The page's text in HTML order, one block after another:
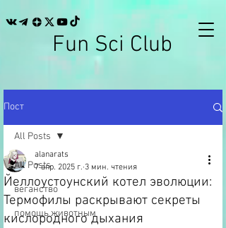
Fun Sci Club
Пост
All Posts
веганство
помощь животным
All Posts
Йеллоустоунский котел эволюции:
Термофилы раскрывают секреты
кислородного дыхания
alanarats
7 апр. 2025 г. 3 мин. чтения